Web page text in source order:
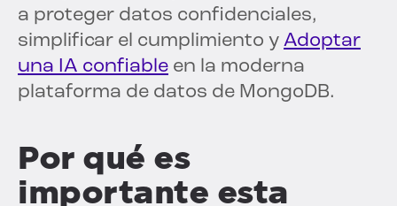
a proteger datos confidenciales,
simplificar el cumplimiento y Adoptar
una IA confiable en la moderna
plataforma de datos de MongoDB.
Por qué es
importante esta